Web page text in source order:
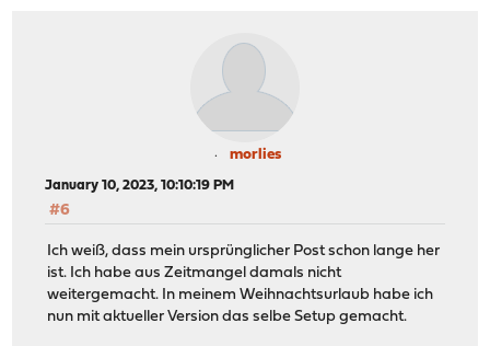
morlies
January 10, 2023, 10:10:19 PM
#6
Ich weiß, dass mein ursprünglicher Post schon lange her
ist. Ich habe aus Zeitmangel damals nicht
weitergemacht. In meinem Weihnachtsurlaub habe ich
nun mit aktueller Version das selbe Setup gemacht.